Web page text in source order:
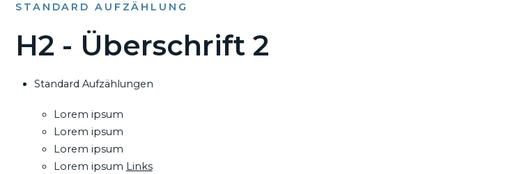
STANDARD AUFZÄHLUNG
H2 - Überschrift 2
Standard Aufzählungen
Lorem ipsum
Lorem ipsum
Lorem ipsum
Lorem ipsum Links